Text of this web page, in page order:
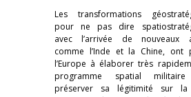
Les transformations
pour ne pas dire
avec l’arrivée de nouveaux
comme l’Inde et la Chine, ont
l’Europe à élaborer très
programme spatial
préserver sa légitimité sur la